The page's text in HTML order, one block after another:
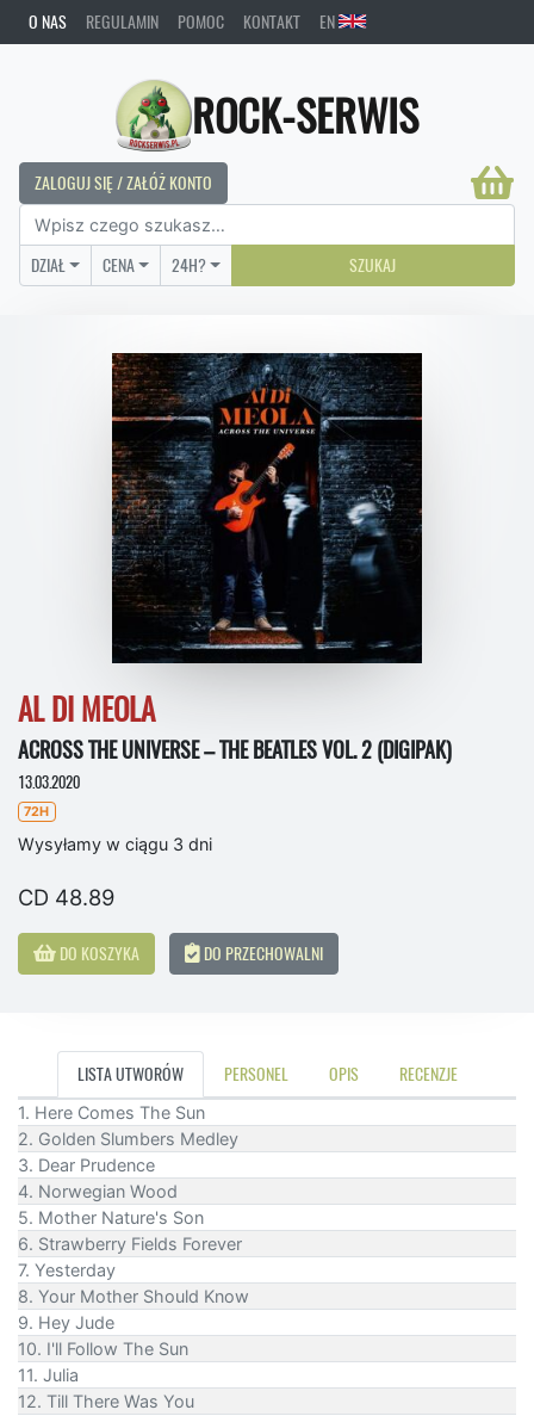
O NAS REGULAMIN POMOC KONTAKT EN
ROCK-SERWIS
ZALOGUJ SIĘ / ZAŁÓŻ KONTO
DZIAŁ CENA 24H? SZUKAJ
AL DI MEOLA
ACROSS THE UNIVERSE – THE BEATLES VOL. 2 (DIGIPAK)
13.03.2020
72H
Wysyłamy w ciągu 3 dni
CD 48.89
DO KOSZYKA DO PRZECHOWALNI
LISTA UTWORÓW PERSONEL OPIS RECENZJE
1. Here Comes The Sun
2. Golden Slumbers Medley
3. Dear Prudence
4. Norwegian Wood
5. Mother Nature's Son
6. Strawberry Fields Forever
7. Yesterday
8. Your Mother Should Know
9. Hey Jude
10. I'll Follow The Sun
11. Julia
12. Till There Was You